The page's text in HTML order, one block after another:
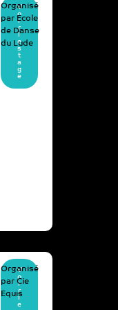
V
o
i
r
l
e
s
t
a
g
e
Organisé
par Ecole
de Danse
du Lude
V
o
i
r
l
e
Organisé
par Cie
Equis